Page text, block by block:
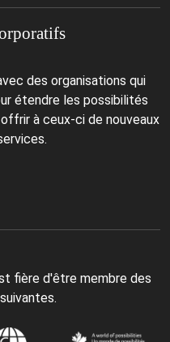
des organisations qui
étendre les possibilités
à ceux-ci de nouveaux
fière d'être membre des